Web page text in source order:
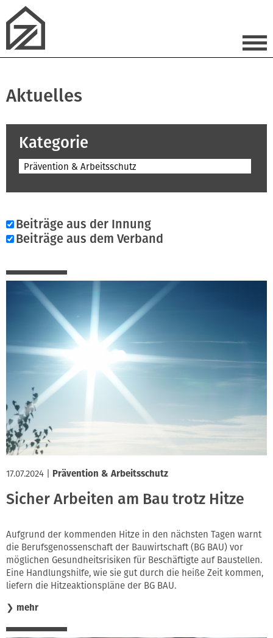
Aktuelles
Kategorie
Prävention & Arbeitsschutz
Beiträge aus der Innung
Beiträge aus dem Verband
17.07.2024 Prävention & Arbeitsschutz
Sicher Arbeiten am Bau trotz Hitze
Aufgrund der kommenden Hitze in den nächsten Tagen warnt
die Berufsgenossenschaft der Bauwirtschaft (BG BAU) vor
möglichen Gesundheitsrisiken für Beschäftigte auf Baustellen.
Eine Handlungshilfe, wie sie gut durch die heiße Zeit kommen,
liefern die Hitzeaktionspläne der BG BAU.
❯ mehr